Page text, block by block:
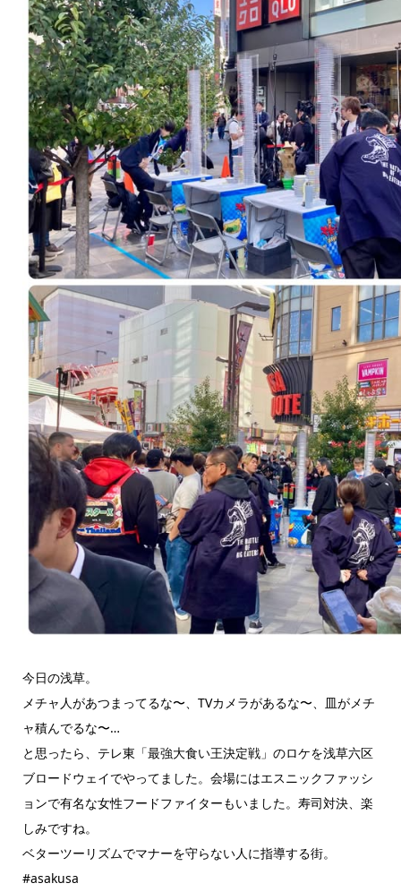
今日の浅草。
メチャ人があつまってるな〜、TVカメラがあるな〜、皿がメチ
ャ積んでるな〜…
と思ったら、テレ東「最強大食い王決定戦」のロケを浅草六区
ブロードウェイでやってました。会場にはエスニックファッシ
ョンで有名な女性フードファイターもいました。寿司対決、楽
しみですね。
ベターツーリズムでマナーを守らない人に指導する街。
#asakusa